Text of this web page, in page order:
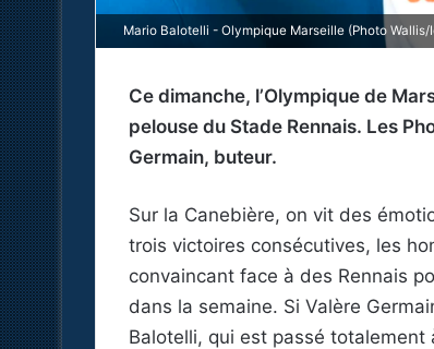
Mario Balotelli - Olympique Marseille (Photo Wallis/
Ce dimanche, l’Olympique de
pelouse du Stade Rennais. Les
Germain, buteur.
Sur la Canebière, on vit des
trois victoires consécutives, les
convaincant face à des Rennais
dans la semaine. Si Valère
Balotelli, qui est passé